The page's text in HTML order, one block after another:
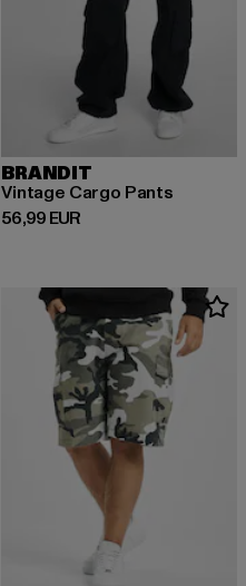
BRANDIT
Vintage Cargo Pants
56,99 EUR
Derzeitiger Preis: 56,99 EUR